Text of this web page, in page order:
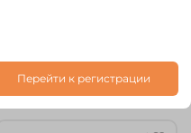
Перейти к регистрации